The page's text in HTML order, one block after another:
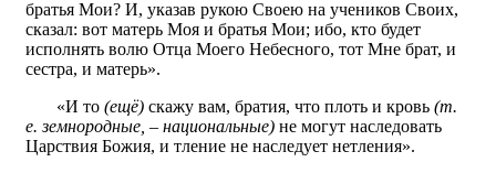
братья Мои? И, указав рукою Своею на учеников Своих,
сказал: вот матерь Моя и братья Мои; ибо, кто будет
исполнять волю Отца Моего Небесного, тот Мне брат, и
сестра, и матерь».
«И то (ещё) скажу вам, братия, что плоть и кровь (т.
е. земнородные, – национальные) не могут наследовать
Царствия Божия, и тление не наследует нетления».